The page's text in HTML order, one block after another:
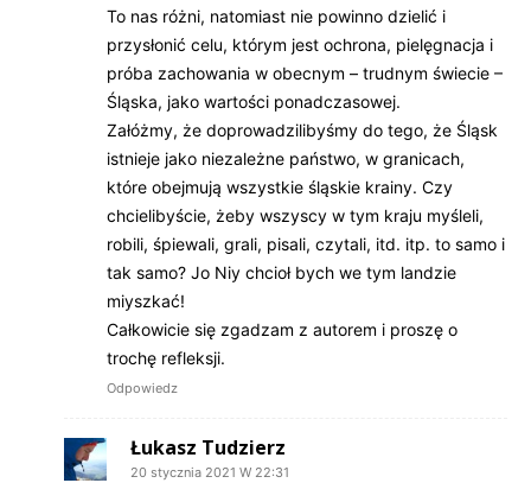
To nas różni, natomiast nie powinno dzielić i
przysłonić celu, którym jest ochrona, pielęgnacja i
próba zachowania w obecnym – trudnym świecie –
Śląska, jako wartości ponadczasowej.
Załóżmy, że doprowadzilibyśmy do tego, że Śląsk
istnieje jako niezależne państwo, w granicach,
które obejmują wszystkie śląskie krainy. Czy
chcielibyście, żeby wszyscy w tym kraju myśleli,
robili, śpiewali, grali, pisali, czytali, itd. itp. to samo i
tak samo? Jo Niy chcioł bych we tym landzie
miyszkać!
Całkowicie się zgadzam z autorem i proszę o
trochę refleksji.
Odpowiedz
Łukasz Tudzierz
20 stycznia 2021 W 22:31